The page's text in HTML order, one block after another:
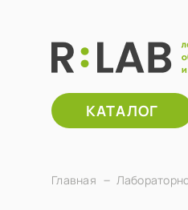
КАТАЛОГ
Главная